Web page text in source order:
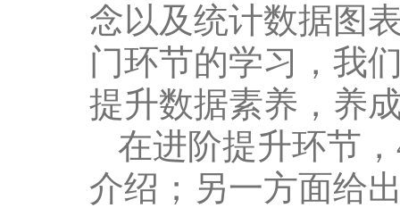
念以及统计数据图
门环节的学习，我
提升数据素养，养
在进阶提升环节，
介绍；另一方面给